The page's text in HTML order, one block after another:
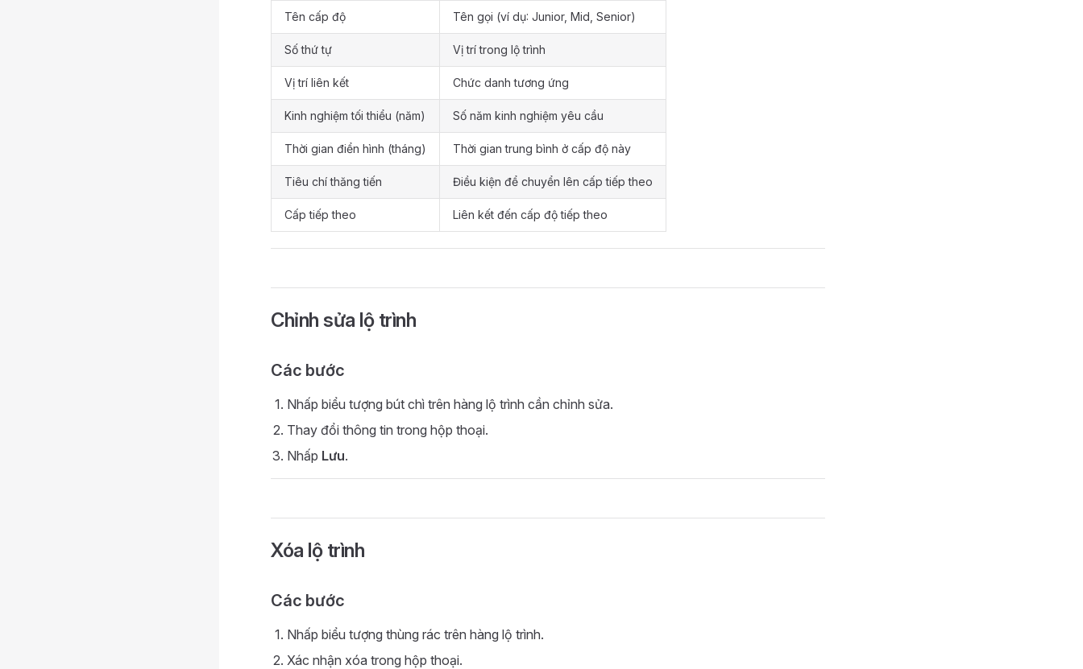
Tên cấp độ Tên gọi (ví dụ: Junior, Mid, Senior)
Số thứ tự Vị trí trong lộ trình
Vị trí liên kết Chức danh tương ứng
Kinh nghiệm tối thiểu (năm) Số năm kinh nghiệm yêu cầu
Thời gian điển hình (tháng) Thời gian trung bình ở cấp độ này
Tiêu chí thăng tiến Điều kiện để chuyển lên cấp tiếp theo
Cấp tiếp theo Liên kết đến cấp độ tiếp theo
Chỉnh sửa lộ trình
Các bước
Nhấp biểu tượng bút chì trên hàng lộ trình cần chỉnh sửa.
Thay đổi thông tin trong hộp thoại.
Nhấp Lưu.
Xóa lộ trình
Các bước
Nhấp biểu tượng thùng rác trên hàng lộ trình.
Xác nhận xóa trong hộp thoại.